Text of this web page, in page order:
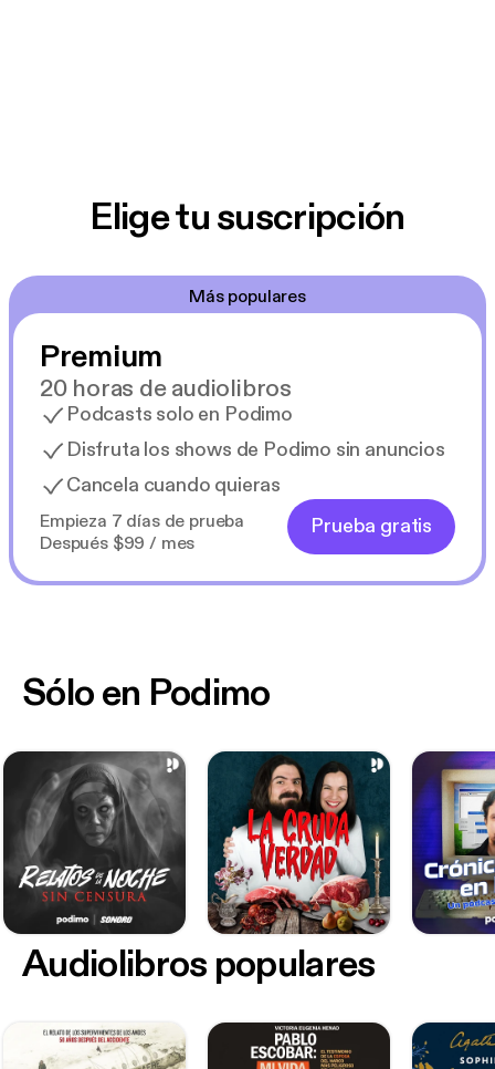
Elige tu suscripción
Más populares
Premium
20 horas de audiolibros
Podcasts solo en Podimo
Disfruta los shows de Podimo sin anuncios
Cancela cuando quieras
Empieza 7 días de prueba
Después $99 / mes
Prueba gratis
Sólo en Podimo
Audiolibros populares